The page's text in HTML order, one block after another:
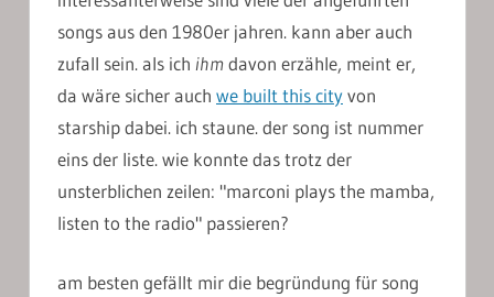
songs aus den 1980er jahren. kann aber auch
zufall sein. als ich ihmdavon erzähle, meint er,
da wäre sicher auch we built this cityvon
starship dabei. ich staune. der song ist nummer
eins der liste. wie konnte das trotz der
unsterblichen zeilen: "marconi plays the mamba,
listen to the radio" passieren?
am besten gefällt mir die begründung für song